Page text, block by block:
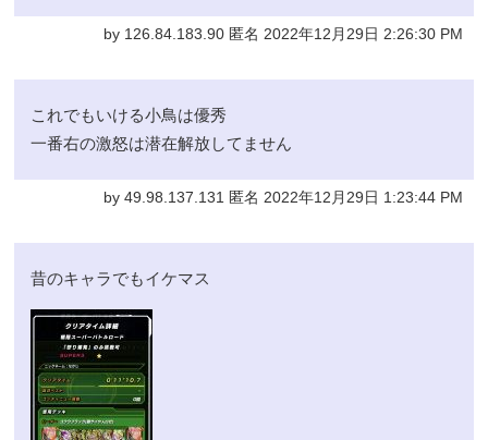
by 126.84.183.90 匿名 2022年12月29日 2:26:30 PM
これでもいける小鳥は優秀
一番右の激怒は潜在解放してません
by 49.98.137.131 匿名 2022年12月29日 1:23:44 PM
昔のキャラでもイケマス